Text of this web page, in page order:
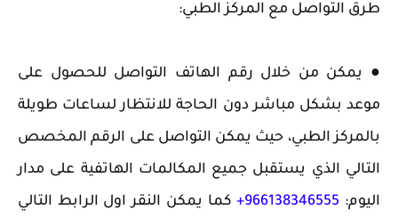
طرق التواصل مع المركز الطبي:
● يمكن من خلال رقم الهاتف التواصل للحصول على
موعد بشكل مباشر دون الحاجة للانتظار لساعات طويلة
بالمركز الطبي، حيث يمكن التواصل على الرقم المخصص
التالي الذي يستقبل جميع المكالمات الهاتفية على مدار
اليوم: 966138346555+ كما يمكن النقر اول الرابط التالي